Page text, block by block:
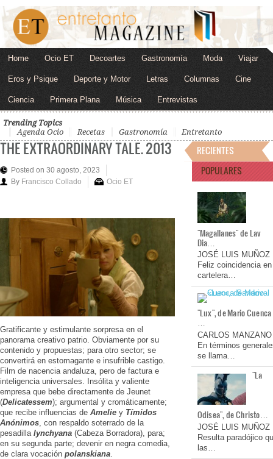
Home Ocio ET Decoartes Gastronomía Moda Viajar
Eros y Psique Deporte y Motor Letras Columnas Cine
Ciencia Primera Plana Música Entrevistas
Trending Topics
Agenda Ocio
Recetas Gastronomía Entretanto
THE EXTRAORDINARY TALE. 2013
Posted on 30 agosto, 2023
By Francisco Collado Ocio ET
Gratificante y estimulante sorpresa en el
panorama creativo patrio. Obviamente por su
contenido y propuestas; para otro sector; se
convertirá en estomagante e insufrible castigo.
Film de nacencia andaluza, pero de factura e
inteligencia universales. Insólita y valiente
empresa que bebe directamente de Jeunet
(Delicatessem); argumental y cromáticamente;
que recibe influencias de Amelie y Tímidos
Anónimos , con respaldo soterrado de la
pesadilla lynchyana (Cabeza Borradora), para;
en su segunda parte; devenir en negra comedia,
de clara vocación polanskiana
RECIENTES
POPULARES
"Magallanes" de Lav
Dia…
JOSÉ LUIS MUÑOZ
Feliz coincidencia en
cartelera…
"Lux", de Mario Cuenca
…
CARLOS MANZANO
En términos
se llama…
"La
Odisea", de Christo…
JOSÉ LUIS MUÑOZ
Resulta paradójico
las…